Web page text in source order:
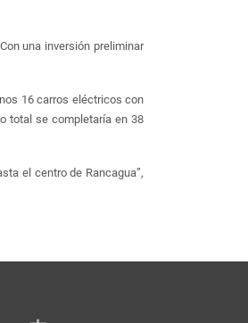
una inversión preliminar
16 carros eléctricos con
total se completaría en 38
el centro de Rancagua”,